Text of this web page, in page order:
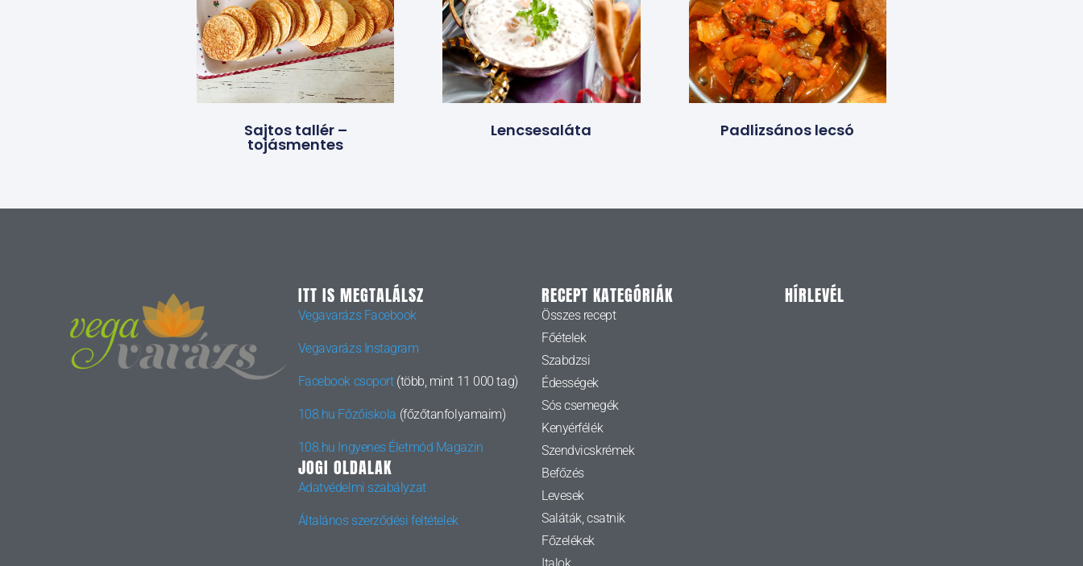
Sajtos tallér –
tojásmentes
Lencsesaláta Padlizsános lecsó
ITT IS MEGTALÁLSZ
Vegavarázs Facebook
Vegavarázs Instagram
Facebook csoport(több, mint 11 000 tag)
108.hu Főzőiskola (főzőtanfolyamaim)
108.hu Ingyenes Életmód Magazin
JOGI OLDALAK
Adatvédelmi szabályzat
Általános szerződési feltételek
RECEPT KATEGÓRIÁK
Összes recept
Főételek
Szabdzsi
Édességek
Sós csemegék
Kenyérfélék
Szendvicskrémek
Befőzés
Levesek
Saláták, csatnik
Főzelékek
Italok
HÍRLEVÉL